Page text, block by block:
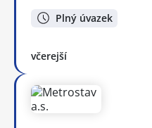
Plný úvazek
včerejší